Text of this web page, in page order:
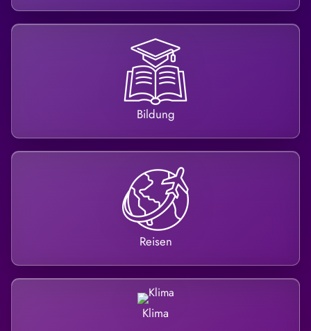
Bildung
Reisen
Klima